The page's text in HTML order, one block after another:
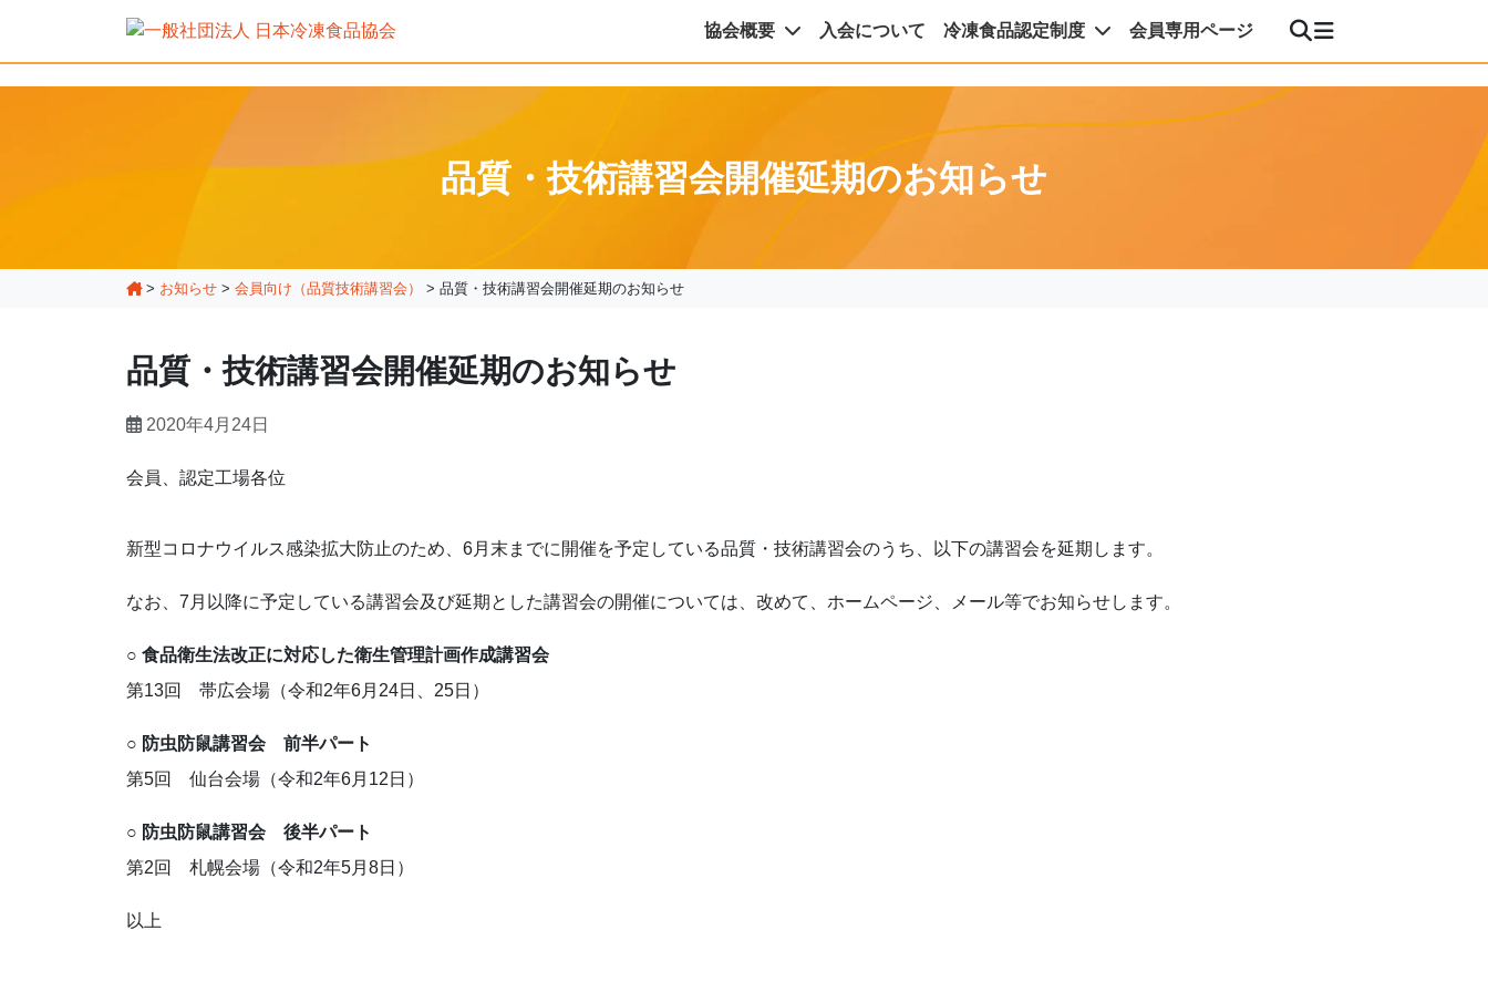
協会概要 入会について 冷凍食品認定制度 会員専用ページ
品質・技術講習会開催延期のお知らせ
> お知らせ > 会員向け（品質技術講習会） > 品質・技術講習会開催延期のお知らせ
品質・技術講習会開催延期のお知らせ
2020年4月24日
会員、認定工場各位
新型コロナウイルス感染拡大防止のため、6月末までに開催を予定している品質・技術講習会のうち、以下の講習会を延期します。
なお、7月以降に予定している講習会及び延期とした講習会の開催については、改めて、ホームページ、メール等でお知らせします。
○ 食品衛生法改正に対応した衛生管理計画作成講習会
第13回 帯広会場（令和2年6月24日、25日）
○ 防虫防鼠講習会 前半パート
第5回 仙台会場（令和2年6月12日）
○ 防虫防鼠講習会 後半パート
第2回 札幌会場（令和2年5月8日）
以上